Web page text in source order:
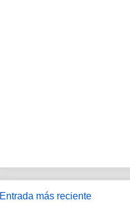
Entrada más reciente